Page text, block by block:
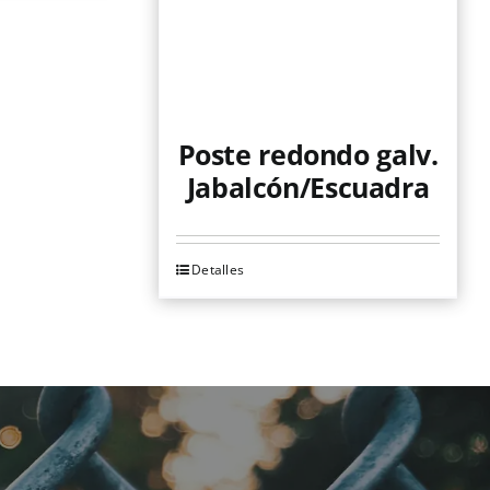
Poste redondo galv.
Jabalcón/Escuadra
Este
producto
variantes.
Las
opciones
Detalles